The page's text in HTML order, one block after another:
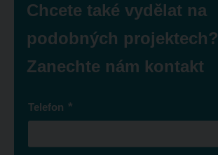
Chcete také vydělat na
podobných projektech?
Zanechte nám kontakt
Telefon *